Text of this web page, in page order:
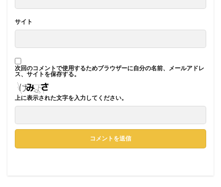
サイト
次回のコメントで使用するためブラウザーに自分の名前、メールアドレ
ス、サイトを保存する。
上に表示された文字を入力してください。